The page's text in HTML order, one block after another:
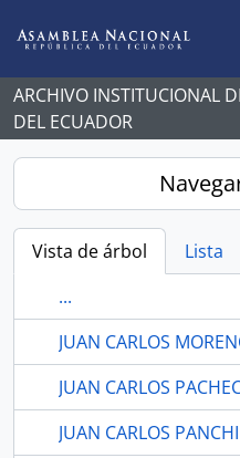
ARCHIVO INSTITUCIONAL
DEL ECUADOR
Vista de árbol Lista
...
JUAN CARLOS
JUAN CARLOS
JUAN CARLOS